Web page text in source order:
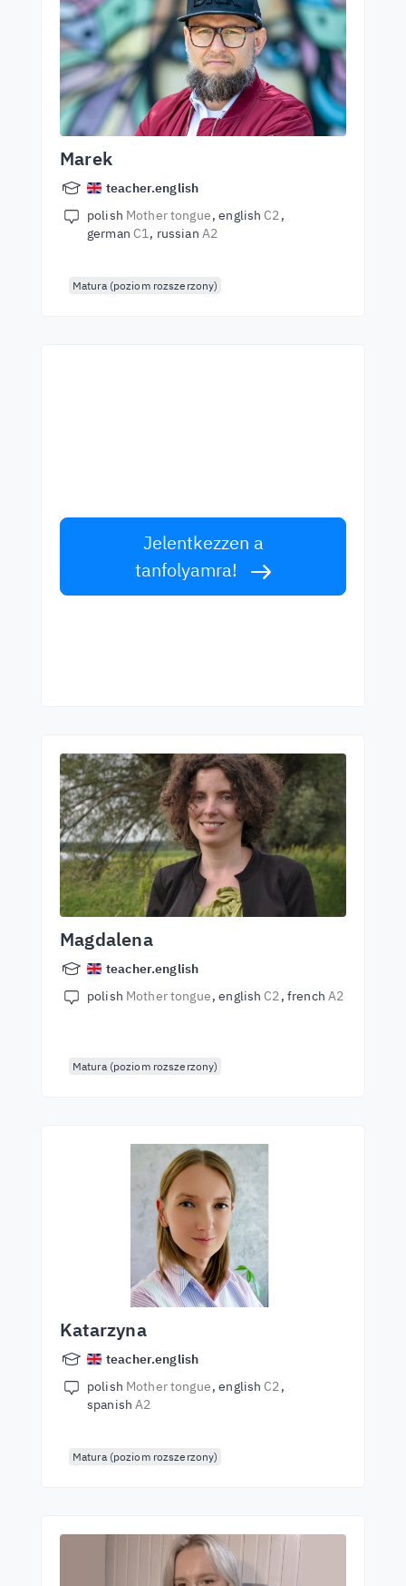
Marek
teacher.english
polish Mother tongue english C2
german C1 russian A2
Matura (poziom rozszerzony)
Jelentkezzen a
tanfolyamra!
Magdalena
teacher.english
polish Mother tongue english C2 frenchA2
Matura (poziom rozszerzony)
Katarzyna
teacher.english
polish Mother tongue english C2
spanishA2
Matura (poziom rozszerzony)